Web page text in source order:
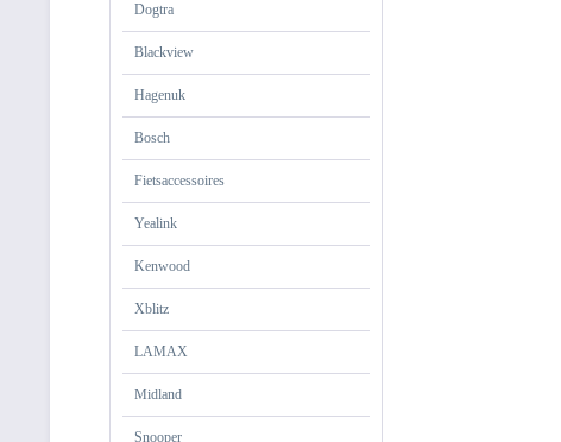
Dogtra
Blackview
Hagenuk
Bosch
Fietsaccessoires
Yealink
Kenwood
Xblitz
LAMAX
Midland
Snooper